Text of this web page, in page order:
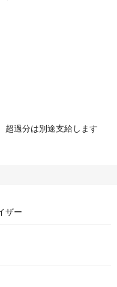
超過分は別途支給します
ザー